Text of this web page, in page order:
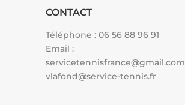
CONTACT
Téléphone :06 56 88 96 91
Email :
servicetennisfrance@gmail.com
vlafond@service-tennis.fr